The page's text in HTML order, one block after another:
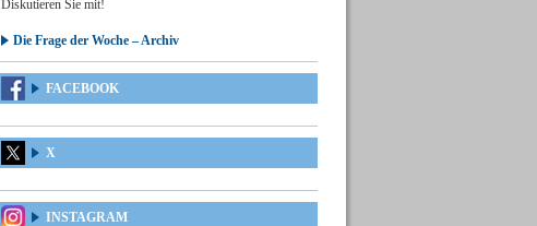
Diskutieren Sie mit!
Die Frage der Woche – Archiv
FACEBOOK
X
INSTAGRAM